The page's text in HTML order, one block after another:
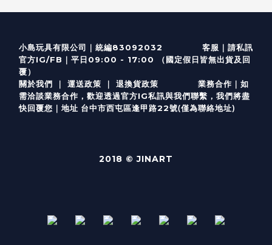
小島玩具有限公司｜統編83092032 客服 ｜ 請私訊
官方IG/FB ｜ 平日09:00 - 17:00 （國定假日皆無出貨及回
覆）
關於我們 ｜ 運送政策 ｜ 退換貨政策 業務合作｜如
需洽談業務合作，歡迎透過官方IG私訊與我們聯繫，我們將盡
快回覆您｜ 地址 台中市西屯區逢甲路22號(僅為聯絡地址)
2018 © JINART